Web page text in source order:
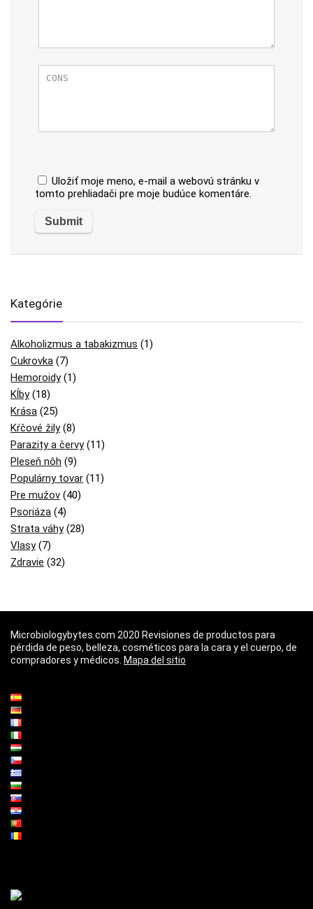
Uložiť moje meno, e-mail a webovú stránku v
tomto prehliadači pre moje budúce komentáre.
Kategórie
Alkoholizmus a tabakizmus (1)
Cukrovka (7)
Hemoroidy(1)
Kĺby(18)
Krása (25)
Kŕčové žily(8)
Parazity a červy(11)
Pleseň nôh (9)
Populárny tovar (11)
Pre mužov (40)
Psoriáza (4)
Strata váhy(28)
Vlasy(7)
Zdravie (32)
Microbiologybytes.com 2020 Revisiones de productos para
pérdida de peso, belleza, cosméticos para la cara y el cuerpo, de
compradores y médicos. Mapa del sitio